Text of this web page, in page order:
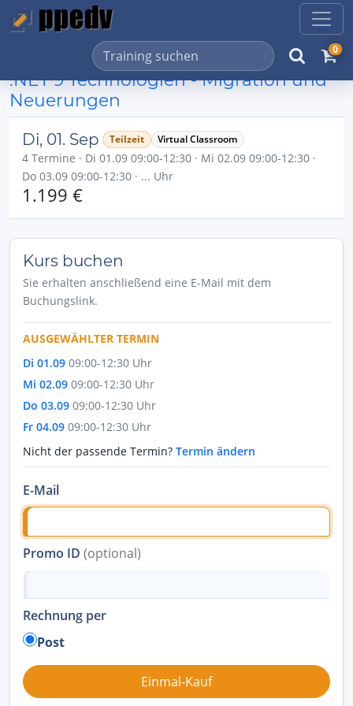
0
.NET 9 Technologien - Migration und
Neuerungen
Di, 01. Sep Teilzeit Virtual Classroom
4 Termine · Di 01.09 09:00-12:30 · Mi 02.09 09:00-12:30 ·
Do 03.09 09:00-12:30 · ... Uhr
1.199 €
Kurs buchen
Sie erhalten anschließend eine E-Mail mit dem
Buchungslink.
AUSGEWÄHLTER TERMIN
Di 01.09 09:00-12:30 Uhr
Mi 02.09 09:00-12:30 Uhr
Do 03.09 09:00-12:30 Uhr
Fr 04.09 09:00-12:30 Uhr
Nicht der passende Termin? Termin ändern
E-Mail
Promo ID (optional)
Rechnung per
Post